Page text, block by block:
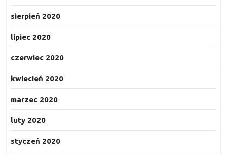
sierpień 2020
lipiec 2020
czerwiec 2020
kwiecień 2020
marzec 2020
luty 2020
styczeń 2020